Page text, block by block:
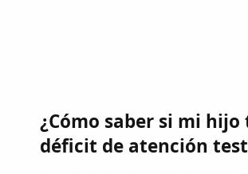
¿Cómo saber si mi hijo
déficit de atención